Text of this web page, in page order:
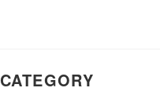
CATEGORY